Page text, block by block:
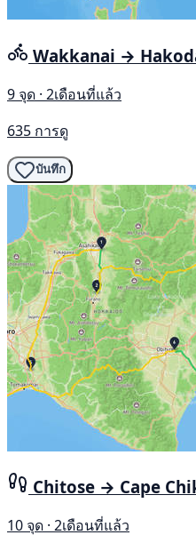
Wakkanai →
9 จุด · 2เดือนที่แล้ว
635 การดู
บันทึก
Chitose → Cape
10 จุด · 2เดือนที่แล้ว